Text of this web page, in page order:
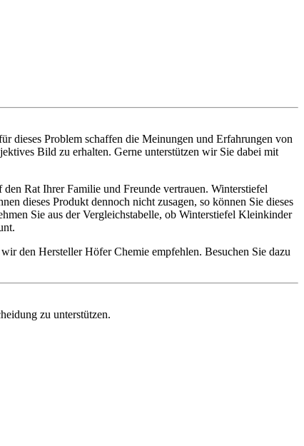
dieses Problem schaffen die Meinungen und Erfahrungen von
Bild zu erhalten. Gerne unterstützen wir Sie dabei mit
Rat Ihrer Familie und Freunde vertrauen. Winterstiefel
dieses Produkt dennoch nicht zusagen, so können Sie dieses
Sie aus der Vergleichstabelle, ob Winterstiefel Kleinkinder
den Hersteller Höfer Chemie empfehlen. Besuchen Sie dazu
zu unterstützen.